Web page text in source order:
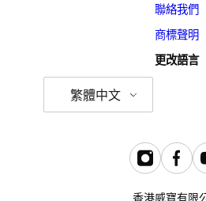
聯絡我們
商標聲明
更改語言
繁體中文
香港威寶有限